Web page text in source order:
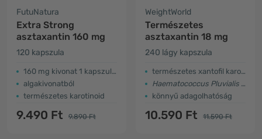
FutuNatura
Extra Strong
asztaxantin​ 160 mg
120 kapszula
​160 mg kivonat 1 kapszulában
algakivonatból
természetes karotinoid
9.490 Ft 9.890 Ft
WeightWorld
Természetes
asztaxantin 18 mg
240 lágy kapszula
természetes xantofil karotinoid
Haematococcus Pluvialis
könnyű adagolhatóság
10.590 Ft 11.590 Ft